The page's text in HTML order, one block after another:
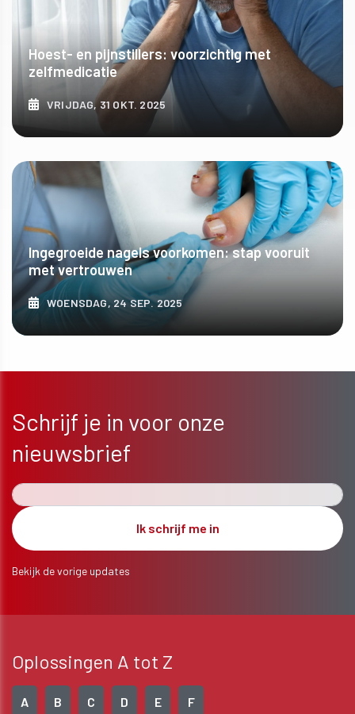
Hoest- en pijnstillers: voorzichtig met
zelfmedicatie
VRIJDAG, 31 OKT. 2025
ONTDEK MEER
Ingegroeide nagels voorkomen: stap vooruit
met vertrouwen
WOENSDAG, 24 SEP. 2025
Schrijf je in voor onze
nieuwsbrief
Bekijk de vorige updates
Oplossingen A tot Z
A B C D E F